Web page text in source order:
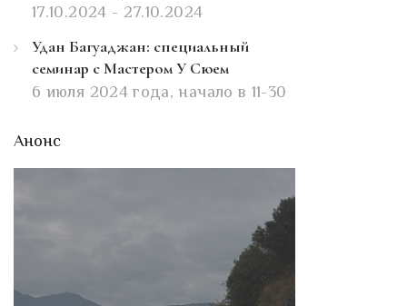
17.10.2024 - 27.10.2024
Удан Багуаджан: специальный
семинар с Мастером У Сюем
6 июля 2024 года, начало в 11-30
Анонс